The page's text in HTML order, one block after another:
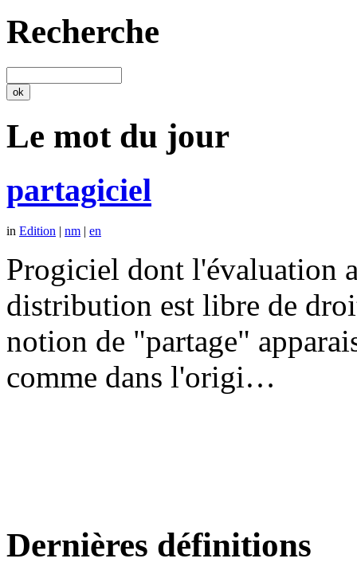
Recherche
Le mot du jour
partagiciel
in Edition | nm | en
Progiciel dont l'évaluation
distribution est libre de
notion de "partage"
comme dans l'origi…
Dernières définitions